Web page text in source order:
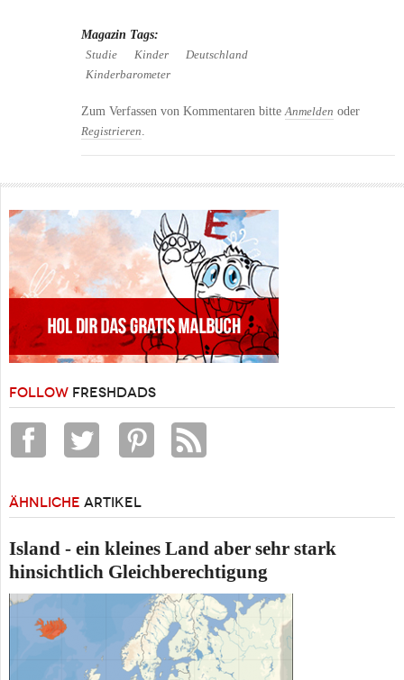
Magazin Tags:
Studie Kinder
Deutschland
Kinderbarometer
Zum Verfassen von Kommentaren bitte Anmelden oder
Registrieren
FOLLOW FRESHDADS
ÄHNLICHE ARTIKEL
Island - ein kleines Land aber sehr stark
hinsichtlich Gleichberechtigung